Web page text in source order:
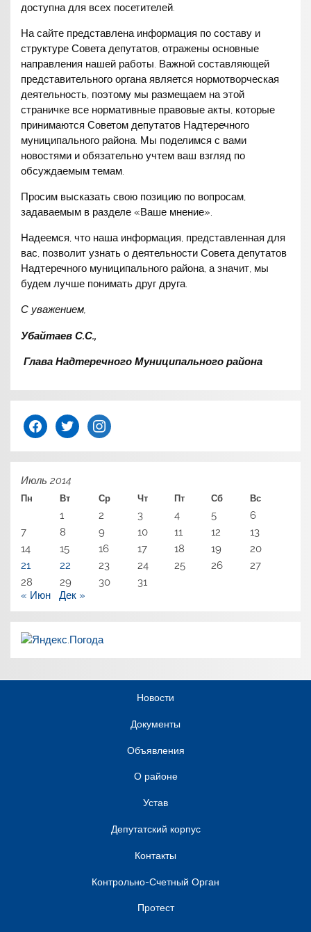
доступна для всех посетителей.
На сайте представлена информация по составу и
структуре Совета депутатов, отражены основные
направления нашей работы. Важной составляющей
представительного органа является нормотворческая
деятельность, поэтому мы размещаем на этой
страничке все нормативные правовые акты, которые
принимаются Советом депутатов Надтеречного
муниципального района. Мы поделимся с вами
новостями и обязательно учтем ваш взгляд по
обсуждаемым темам.
Просим высказать свою позицию по вопросам,
задаваемым в разделе «Ваше мнение».
Надеемся, что наша информация, представленная для
вас, позволит узнать о деятельности Совета депутатов
Надтеречного муниципального района, а значит, мы
будем лучше понимать друг друга.
С уважением,
Убайтаев С.С.,
Глава Надтеречного Муниципального района
facebooktwitter instagram
Июль 2014
Пн Вт Ср Чт Пт Сб Вс
1 2 3 4 5
6
7
8 9 10 11 12
13
14
15 16 17 18 19
20
21
22 23 24 25 26
27
28
29 30
31
« Июн
Дек »
Новости
Документы
Объявления
О районе
Устав
Депутатский корпус
Контакты
Контрольно-Счетный Орган
Протест